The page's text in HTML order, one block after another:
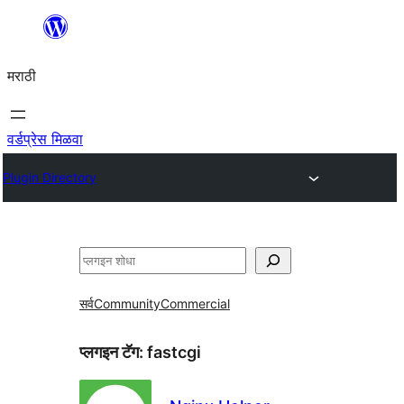
सामुग्रीवर
मराठी
वर्डप्रेस मिळवा
Plugin Directory
शोधा
सर्वCommunityCommercial
प्लगइन टॅग: fastcgi